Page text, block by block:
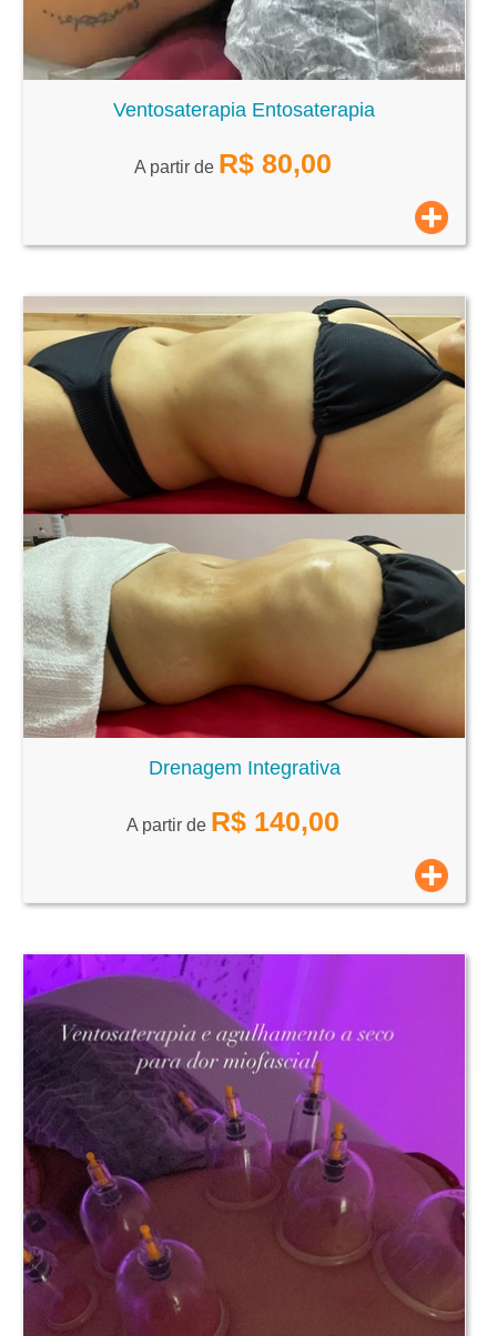
Ventosaterapia Entosaterapia
A partir de R$ 80,00
Drenagem Integrativa
A partir de R$ 140,00